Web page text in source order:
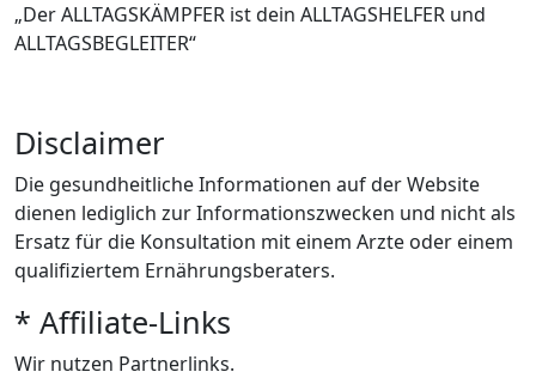
„Der ALLTAGSKÄMPFER ist dein ALLTAGSHELFER und
ALLTAGSBEGLEITER“
Disclaimer
Die gesundheitliche Informationen auf der Website
dienen lediglich zur Informationszwecken und nicht als
Ersatz für die Konsultation mit einem Arzte oder einem
qualifiziertem Ernährungsberaters.
* Affiliate-Links
Wir nutzen Partnerlinks.